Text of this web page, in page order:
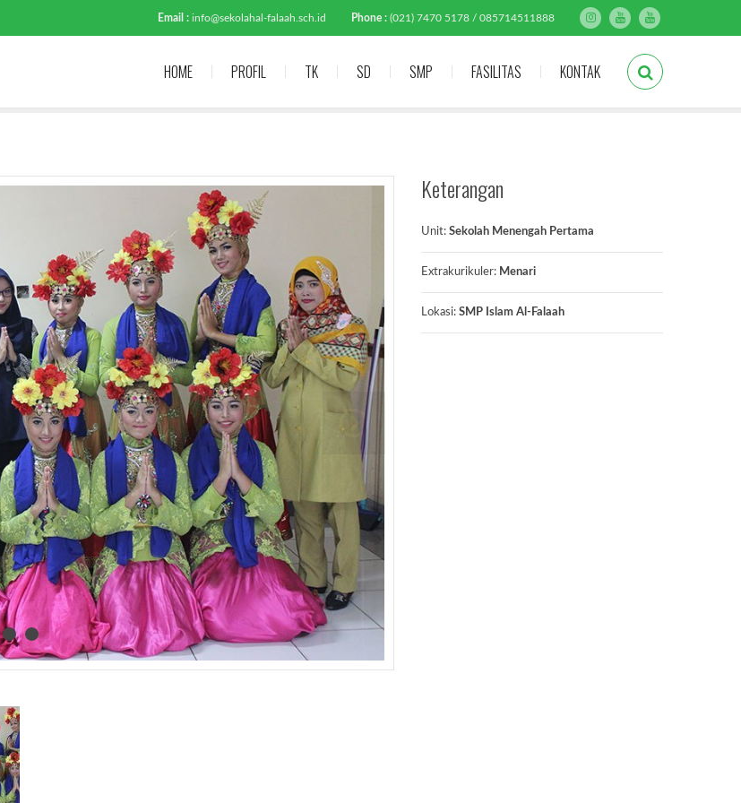
Email : info@sekolahal-falaah.sch.id Phone : (021) 7470 5178 / 085714511888
HOME PROFIL TK SD SMP FASILITAS KONTAK
Keterangan
Unit: Sekolah Menengah Pertama
Extrakurikuler: Menari
Lokasi: SMP Islam Al-Falaah